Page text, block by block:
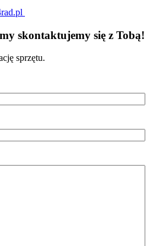
skontaktujemy się z Tobą!
sprzętu.